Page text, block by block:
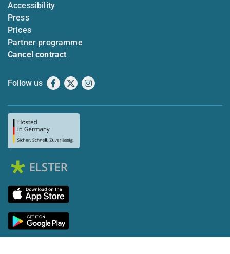
Accessibility
Press
Prices
Partner programme
Cancel contract
Follow us Facebook
X Instagram